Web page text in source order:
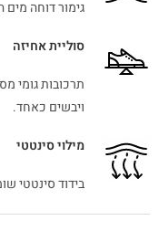
גימור דוחה
סוליית אחיזה
תרכובות גומי
ויבשים כאחד.
מילוי סינטטי
בידוד סינטטי